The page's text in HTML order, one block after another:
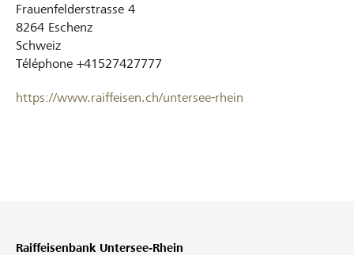
Frauenfelderstrasse 4
8264 Eschenz
Schweiz
Téléphone +41527427777
https://www.raiffeisen.ch/untersee-rhein
Raiffeisenbank Untersee-Rhein